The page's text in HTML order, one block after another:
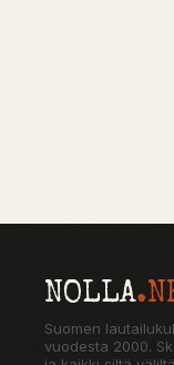
NOLLA
Suomen
vuodesta 2000.